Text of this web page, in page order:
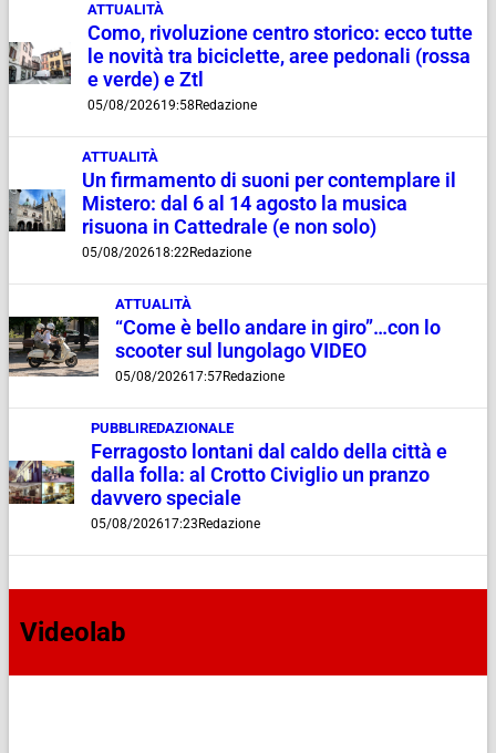
ATTUALITÀ
Como, rivoluzione centro storico: ecco tutte
le novità tra biciclette, aree pedonali (rossa
e verde) e Ztl
05/08/202619:58 Redazione
ATTUALITÀ
Un firmamento di suoni per contemplare il
Mistero: dal 6 al 14 agosto la musica
risuona in Cattedrale (e non solo)
05/08/202618:22Redazione
ATTUALITÀ
“Come è bello andare in giro”…con lo
scooter sul lungolago VIDEO
05/08/202617:57Redazione
PUBBLIREDAZIONALE
Ferragosto lontani dal caldo della città e
dalla folla: al Crotto Civiglio un pranzo
davvero speciale
05/08/202617:23 Redazione
Videolab